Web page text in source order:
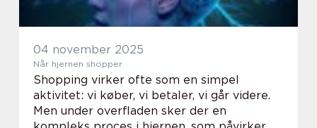
04 november 2025
Når hjernen shopper
Shopping virker ofte som en simpel
aktivitet: vi køber, vi betaler, vi går videre.
Men under overfladen sker der en